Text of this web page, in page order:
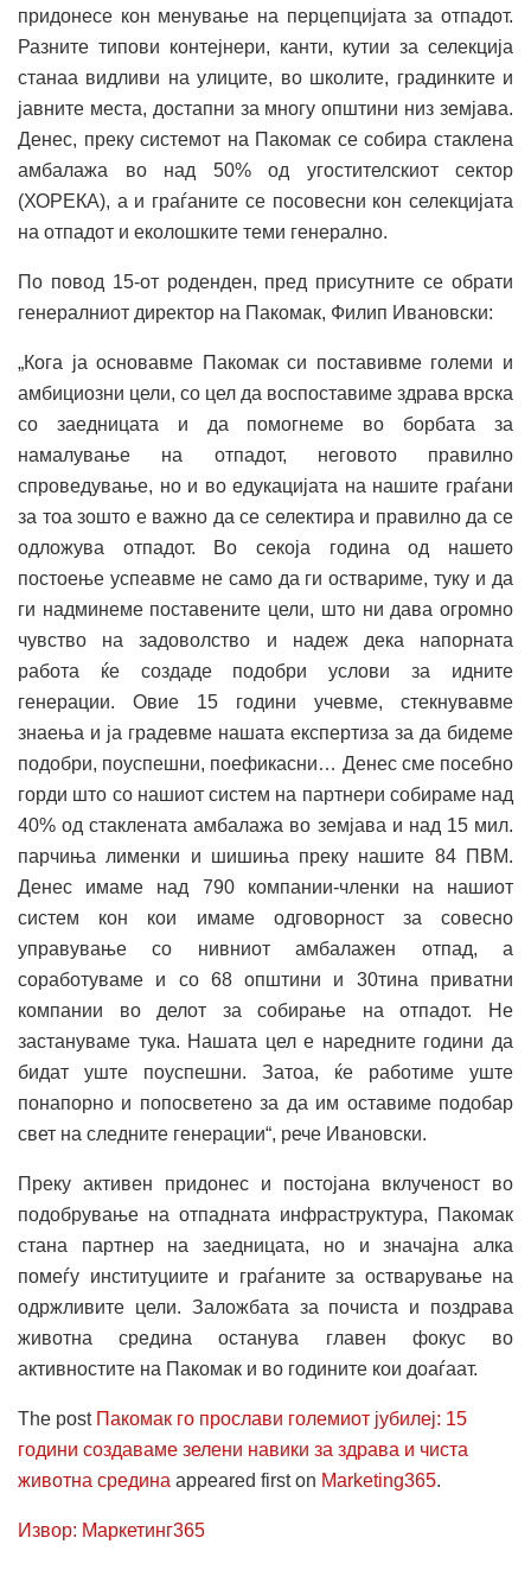
придонесе кон менување на перцепцијата за отпадот.
Разните типови контејнери, канти, кутии за селекција
станаа видливи на улиците, во школите, градинките и
јавните места, достапни за многу општини низ земјава.
Денес, преку системот на Пакомак се собира стаклена
амбалажа во над 50% од угостителскиот сектор
(ХОРЕКА), а и граѓаните се посовесни кон селекцијата
на отпадот и еколошките теми генерално.
По повод 15-от роденден, пред присутните се обрати
генералниот директор на Пакомак, Филип Ивановски:
„Кога ја основавме Пакомак си поставивме големи и
амбициозни цели, со цел да воспоставиме здрава врска
со заедницата и да помогнеме во борбата за
намалување на отпадот, неговото правилно
спроведување, но и во едукацијата на нашите граѓани
за тоа зошто е важно да се селектира и правилно да се
одложува отпадот. Во секоја година од нашето
постоење успеавме не само да ги оствариме, туку и да
ги надминеме поставените цели, што ни дава огромно
чувство на задоволство и надеж дека напорната
работа ќе создаде подобри услови за идните
генерации. Овие 15 години учевме, стекнувавме
знаења и ја градевме нашата експертиза за да бидеме
подобри, поуспешни, поефикасни… Денес сме посебно
горди што со нашиот систем на партнери собираме над
40% од стаклената амбалажа во земјава и над 15 мил.
парчиња лименки и шишиња преку нашите 84 ПВМ.
Денес имаме над 790 компании-членки на нашиот
систем кон кои имаме одговорност за совесно
управување со нивниот амбалажен отпад, а
соработуваме и со 68 општини и 30тина приватни
компании во делот за собирање на отпадот. Не
застануваме тука. Нашата цел е наредните години да
бидат уште поуспешни. Затоа, ќе работиме уште
понапорно и попосветено за да им оставиме подобар
свет на следните генерации“, рече Ивановски.
Преку активен придонес и постојана вклученост во
подобрување на отпадната инфраструктура, Пакомак
стана партнер на заедницата, но и значајна алка
помеѓу институциите и граѓаните за остварување на
одржливите цели. Заложбата за почиста и поздрава
животна средина останува главен фокус во
активностите на Пакомак и во годините кои доаѓаат.
The post Пакомак го прослави големиот јубилеј: 15
години создаваме зелени навики за здрава и чиста
животна средина appeared first on Marketing365.
Извор: Маркетинг365